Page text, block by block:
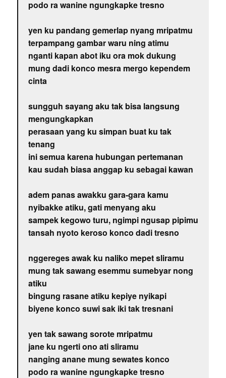
podo ra wanine ngungkapke tresno
yen ku pandang gemerlap nyang mripatmu
terpampang gambar waru ning atimu
nganti kapan abot iku ora mok dukung
mung dadi konco mesra mergo kependem
cinta
sungguh sayang aku tak bisa langsung
mengungkapkan
perasaan yang ku simpan buat ku tak
tenang
ini semua karena hubungan pertemanan
kau sudah biasa anggap ku sebagai kawan
adem panas awakku gara-gara kamu
nyibakke atiku, gati menyang aku
sampek kegowo turu, ngimpi ngusap pipimu
tansah nyoto keroso konco dadi tresno
nggereges awak ku naliko mepet sliramu
mung tak sawang esemmu sumebyar nong
atiku
bingung rasane atiku kepiye nyikapi
biyene konco suwi sak iki tak tresnani
yen tak sawang sorote mripatmu
jane ku ngerti ono ati sliramu
nanging anane mung sewates konco
podo ra wanine ngungkapke tresno